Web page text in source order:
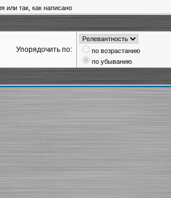
или так, как написано
Упорядочить по:
по возрастанию
по убыванию